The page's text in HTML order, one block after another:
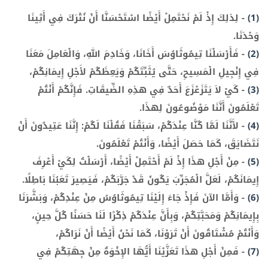
(1)
- لِذلِكَ إِذْ لَمْ نَحْتَمِلْ أَيْضًا اسْتَحْسَنَّا أَنْ نُتْرَكَ فِي أَثِينَا
وَحْدَنَا.
(2)
- فَأَرْسَلْنَا تِيمُوثَاوُسَ أَخَانَا، وَخَادِمَ اللهِ، وَالْعَامِلَ مَعَنَا
فِي إِنْجِيلِ الْمَسِيحِ، حَتَّى يُثَبِّتَكُمْ وَيَعِظَكُمْ لأَجْلِ إِيمَانِكُمْ،
(3)
- كَيْ لاَ يَتَزَعْزَعَ أَحَدٌ فِي هذِهِ الضِّيقَاتِ. فَإِنَّكُمْ أَنْتُمْ
تَعْلَمُونَ أَنَّنَا مَوْضُوعُونَ لِهذَا.
(4)
- لأَنَّنَا لَمَّا كُنَّا عِنْدَكُمْ، سَبَقْنَا فَقُلْنَا لَكُمْ: إِنَّنَا عَتِيدُونَ أَنْ
نَتَضَايَقَ، كَمَا حَصَلَ أَيْضًا، وَأَنْتُمْ تَعْلَمُونَ.
(5)
-مِنْ أَجْلِ هذَا إِذْ لَمْ أَحْتَمِلْ أَيْضًا، أَرْسَلْتُ لِكَيْ أَعْرِفَ
إِيمَانَكُمْ، لَعَلَّ الْمُجَرِّبَ يَكُونُ قَدْ جَرَّبَكُمْ، فَيَصِيرَ تَعَبُنَا بَاطِلًا.
(6)
- وَأَمَّا الآنَ فَإِذْ جَاءَ إِلَيْنَا تِيمُوثَاوُسُ مِنْ عِنْدِكُمْ، وَبَشَّرَنَا
بِإِيمَانِكُمْ وَمَحَبَّتِكُمْ، وَبِأَنَّ عِنْدَكُمْ ذِكْرًا لَنَا حَسَنًا كُلَّ حِينٍ،
وَأَنْتُمْ مُشْتَاقُونَ أَنْ تَرَوْنَا، كَمَا نَحْنُ أَيْضًا أَنْ نَرَاكُمْ،
(7)
- فَمِنْ أَجْلِ هذَا تَعَزَّيْنَا أَيُّهَا الإِخْوَةُ مِنْ جِهَتِكُمْ فِي